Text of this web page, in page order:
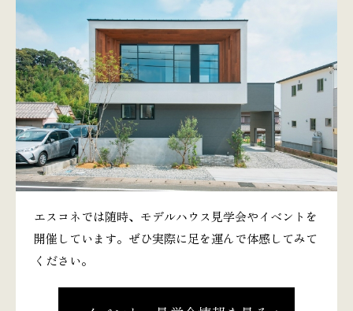
エスコネでは随時、モデルハウス見学会やイベントを
開催しています。ぜひ実際に足を運んで体感してみて
ください。